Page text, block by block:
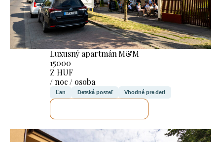
Luxusný apartmán M&M
15000
Z HUF
/ noc / osoba
Ľan Detská posteľ Vhodné pre deti